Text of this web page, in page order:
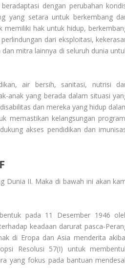
dengan perubahan
yang setara untuk berkembang
memiliki hak untuk hidup,
dari eksploitasi,
mitra lainnya di seluruh dunia
air bersih, sanitasi, nutrisi
anak yang berada dalam situasi
dan mereka yang hidup
memastikan kelangsungan
akses pendidikan dan
Dunia II. Maka di bawah ini akan
pada 11 Desember 1946
keadaan darurat pasca-
di Eropa dan Asia menderita
Resolusi 57(I) untuk
yang fokus pada bantuan